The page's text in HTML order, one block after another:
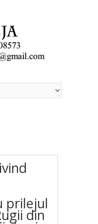
prilejul
din